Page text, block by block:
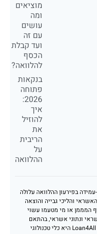
מוציאים
ומה
עושים
עם זה
ועד קבלת
הכסף
להלוואה?
בנקאות
פתוחה
2026:
איך
להוזיל
את
הריבית
על
ההלוואה
בפירעון ההלוואה עלולה
והליכי גבייה והוצאה
המממן או מי מטעמו עשוי
ונתוני אשראי, בהתאם
להוראות חוק נתוני אשראי. פלטפורמת Loan4All היא כלי טכנולוגי